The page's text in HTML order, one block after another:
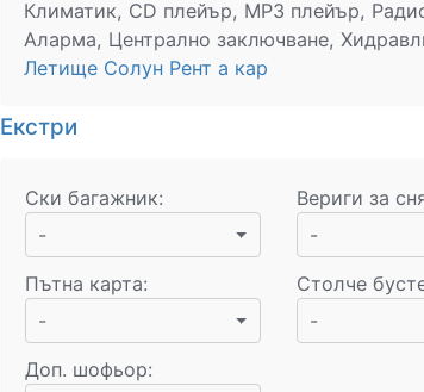
Климатик, CD плейър, MP3 плейър,
Аларма, Централно заключване,
Летище Солун Рент а кар
Екстри
Ски багажник:
-
Вериги за
-
Пътна карта:
-
Столче
-
Доп. шофьор: